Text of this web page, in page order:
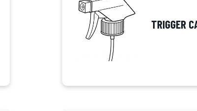
TRIGGER